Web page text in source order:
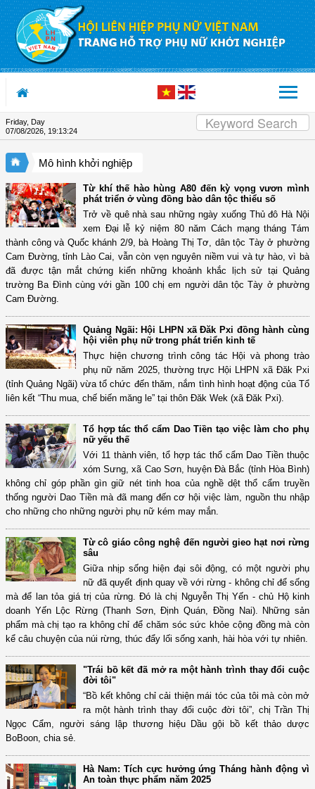
Skip to Content
Friday, Day
07/08/2026 19:13:25
Mô hình khởi nghiệp
Từ khí thế hào hùng A80 đến kỳ vọng vươn mình
phát triển ở vùng đồng bào dân tộc thiểu số
Trở về quê nhà sau những ngày xuống Thủ đô Hà Nội
xem Đại lễ kỷ niệm 80 năm Cách mạng tháng Tám
thành công và Quốc khánh 2/9, bà Hoàng Thị Tơ, dân tộc Tày ở phường
Cam Đường, tỉnh Lào Cai, vẫn còn vẹn nguyên niềm vui và tự hào, vì bà
đã được tận mắt chứng kiến những khoảnh khắc lịch sử tại Quảng
trường Ba Đình cùng với gần 100 chị em người dân tộc Tày ở phường
Cam Đường.
Quảng Ngãi: Hội LHPN xã Đăk Pxi đồng hành cùng
hội viên phụ nữ trong phát triển kinh tế
Thực hiện chương trình công tác Hội và phong trào
phụ nữ năm 2025, thường trực Hội LHPN xã Đăk Pxi
(tỉnh Quảng Ngãi) vừa tổ chức đến thăm, nắm tình hình hoạt động của Tổ
liên kết “Thu mua, chế biến măng le” tại thôn Đăk Wek (xã Đăk Pxi).
Tổ hợp tác thổ cẩm Dao Tiền tạo việc làm cho phụ
nữ yếu thế
Với 11 thành viên, tổ hợp tác thổ cẩm Dao Tiền thuộc
xóm Sưng, xã Cao Sơn, huyện Đà Bắc (tỉnh Hòa Bình)
không chỉ góp phần gìn giữ nét tinh hoa của nghề dệt thổ cẩm truyền
thống người Dao Tiền mà đã mang đến cơ hội việc làm, nguồn thu nhập
cho những cho những người phụ nữ kém may mắn.
Từ cô giáo công nghệ đến người gieo hạt nơi rừng
sâu
Giữa nhịp sống hiện đại sôi động, có một người phụ
nữ đã quyết định quay về với rừng - không chỉ để sống
mà để lan tỏa giá trị của rừng. Đó là chị Nguyễn Thị Yến - chủ Hộ kinh
doanh Yến Lộc Rừng (Thanh Sơn, Định Quán, Đồng Nai). Những sản
phẩm mà chị tạo ra không chỉ để chăm sóc sức khỏe cộng đồng mà còn
kể câu chuyện của núi rừng, thúc đẩy lối sống xanh, hài hòa với tự nhiên.
"Trái bồ kết đã mở ra một hành trình thay đổi cuộc
đời tôi"
“Bồ kết không chỉ cải thiện mái tóc của tôi mà còn mở
ra một hành trình thay đổi cuộc đời tôi”, chị Trần Thị
Ngọc Cẩm, người sáng lập thương hiệu Dầu gội bồ kết thảo dược
BoBoon, chia sẻ.
Hà Nam: Tích cực hưởng ứng Tháng hành động vì
An toàn thực phẩm năm 2025